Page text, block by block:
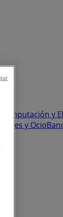
Computación y
Viajes y Ocio